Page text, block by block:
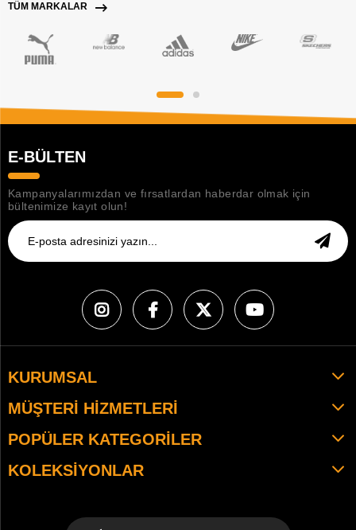
TÜM MARKALAR
E-BÜLTEN
Kampanyalarımızdan ve fırsatlardan haberdar olmak için
bültenimize kayıt olun!
KURUMSAL
MÜŞTERI HIZMETLERI
POPÜLER KATEGORILER
KOLEKSIYONLAR